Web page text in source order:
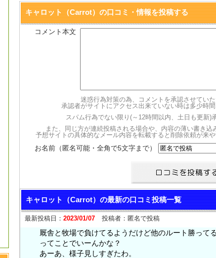
キャロット（Carrot）の口コミ・情報を投稿する
コメント本文
迷惑行為対策の為、コメントを承認させてい
承認者がサイトにアクセス出来ていない時は多少時
スパム行為でない限り(～12時間以内、土日も更新)
また、同じ方が連続投稿される場合や、内容の薄い書き込
予想サイトの具体的なメール内容を転載すると削除依頼が来
お名前（匿名可能・全角で5文字まで）
キャロット（Carrot）の最新の口コミ投稿一覧
最新投稿日： 2023/01/07 投稿者： 匿名で投稿
厩舎と牧場で負けてるようだけど他のルート勝って
ってことでいーんかな？
あーあ、様子見しすぎたわ。